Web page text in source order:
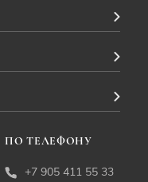
ПО ТЕЛЕФОНУ
+7 905 411 55 33